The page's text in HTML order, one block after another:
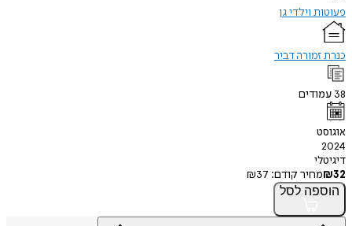
פעוטות וילדי גן
כנרת זמורה דביר
38 עמודים
אוגוסט
2024
דיגיטלי
₪32 מחיר קודם: ₪37
הוספה לסל